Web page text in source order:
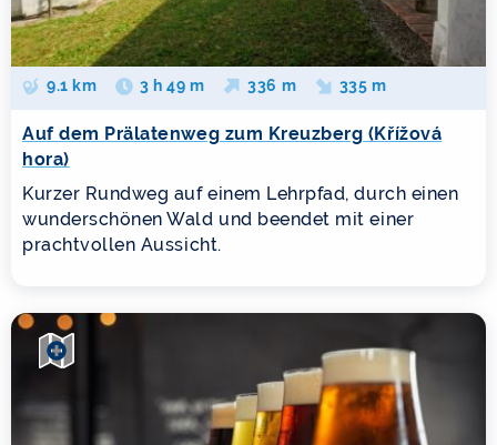
9.1 km 3 h 49 m 336 m 335 m
Auf dem Prälatenweg zum Kreuzberg (Křížová
hora)
Kurzer Rundweg auf einem Lehrpfad, durch einen
wunderschönen Wald und beendet mit einer
prachtvollen Aussicht.